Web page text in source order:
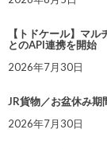
【トドケール】マ
とのAPI連携を開始
2026年7月30日
JR貨物／お盆休み期
2026年7月30日